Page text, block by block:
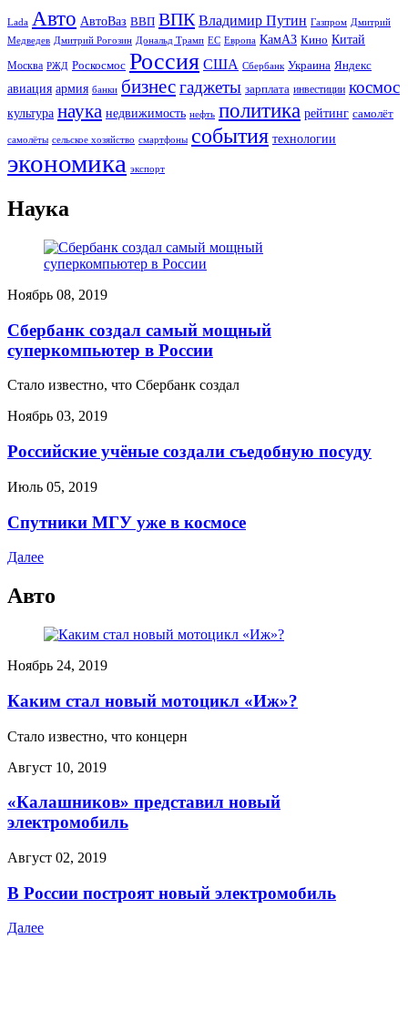
Lada Авто АвтоВаз ВВП ВПК Владимир Путин Газпром Дмитрий
Медведев Дмитрий Рогозин Дональд Трамп ЕС Европа КамАЗ Кино Китай
Москва РЖД Роскосмос Россия США Сбербанк Украина Яндекс
авиация армия банки бизнесгаджеты зарплата инвестиции космос
культура наука недвижимость нефть политика рейтинг самолёт
самолёты сельское хозяйство смартфоны события технологии
экономика экспорт
Наука
Ноябрь 08, 2019
Сбербанк создал самый мощный
суперкомпьютер в России
Стало известно, что Сбербанк создал
Ноябрь 03, 2019
Российские учёные создали съедобную посуду
Июль 05, 2019
Спутники МГУ уже в космосе
Далее
Авто
Ноябрь 24, 2019
Каким стал новый мотоцикл «Иж»?
Стало известно, что концерн
Август 10, 2019
«Калашников» представил новый
электромобиль
Август 02, 2019
В России построят новый электромобиль
Далее